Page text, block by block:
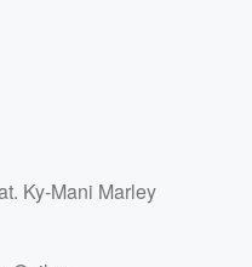
Ky-Mani Marley